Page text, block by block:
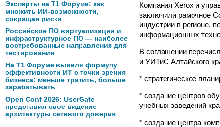
Эксперты на Т1 Форуме: как
множить ИИ-возможности,
сокращая риски
Российское ПО виртуализации и
инфраструктурное ПО — наиболее
востребованные направления для
тестирования
На Т1 Форуме вывели формулу
эффективности ИТ с точки зрения
бизнеса: меньше тратить, больше
зарабатывать
Open Conf 2026: UserGate
представил свое видение
архитектуры сетевого доверия
Компания Xerox и
заключили рамочное
индустрии в регионе,
информационных
В соглашении
и УИТиС Алтайского
* стратегическое
* создание центров
учебных заведений
* создание центра